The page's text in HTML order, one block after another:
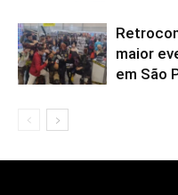
maior
em São